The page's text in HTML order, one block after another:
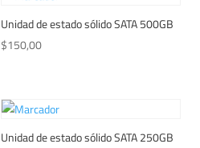
Unidad de estado sólido SATA 500GB
$150,00
Unidad de estado sólido SATA 250GB